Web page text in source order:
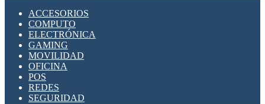
SUPRESOR DE TRANSIENTES SPDS PARA
APLICACIONES FOTOVOLTAICAS
ACCESORIOS
COMPUTO
ELECTRÓNICA
GAMING
MOVILIDAD
OFICINA
POS
REDES
SEGURIDAD